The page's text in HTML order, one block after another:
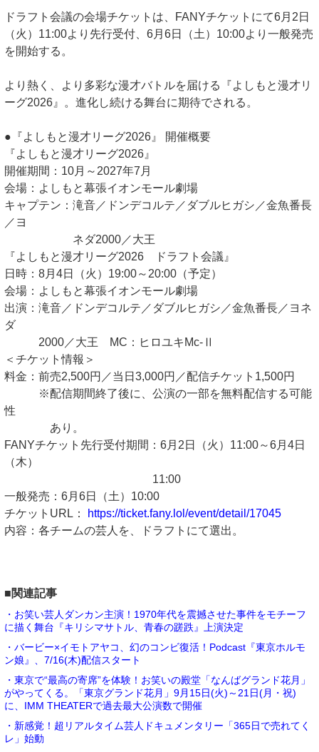
ドラフト会議の会場チケットは、FANYチケットにて6月2日
（火）11:00より先行受付、6月6日（土）10:00より一般発売
を開始する。
より熱く、より多彩な漫才バトルを届ける『よしもと漫才リ
ーグ2026』。進化し続ける舞台に期待でされる。
●『よしもと漫才リーグ2026』 開催概要
『よしもと漫才リーグ2026』
開催期間：10月～2027年7月
会場：よしもと幕張イオンモール劇場
キャプテン：滝音／ドンデコルテ／ダブルヒガシ／金魚番長
／ヨ
ネダ2000／大王
『よしもと漫才リーグ2026 ドラフト会議』
日時：8月4日（火）19:00～20:00（予定）
会場：よしもと幕張イオンモール劇場
出演：滝音／ドンデコルテ／ダブルヒガシ／金魚番長／ヨネ
ダ
2000／大王 MC：ヒロユキMc-Ⅱ
＜チケット情報＞
料金：前売2,500円／当日3,000円／配信チケット1,500円
※配信期間終了後に、公演の一部を無料配信する可能
性
あり。
FANYチケット先行受付期間：6月2日（火）11:00～6月4日
（木）
11:00
一般発売：6月6日（土）10:00
チケットURL：
https://ticket.fany.lol/event/detail/17045
内容：各チームの芸人を、ドラフトにて選出。
■関連記事
・お笑い芸人ダンカン主演！1970年代を震撼させた事件をモチーフ
に描く舞台『キリシマサトル、青春の蹉跌』上演決定
・バービー×イモトアヤコ、幻のコンビ復活！Podcast『東京ホルモ
ン娘』、7/16(木)配信スタート
・東京で“最高の寄席”を体験！お笑いの殿堂「なんばグランド花月」
がやってくる。「東京グランド花月」9月15日(火)～21日(月・祝)
に、IMM THEATERで過去最大公演数で開催
・新感覚！超リアルタイム芸人ドキュメンタリー「365日で売れてく
レ」始動